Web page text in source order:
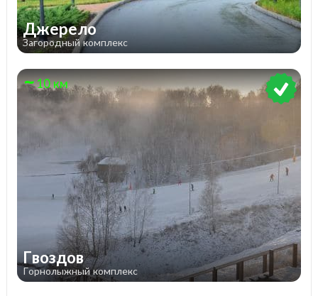
Джерело
Загородный комплекс
10 км
Гвоздов
Горнолыжный комплекс